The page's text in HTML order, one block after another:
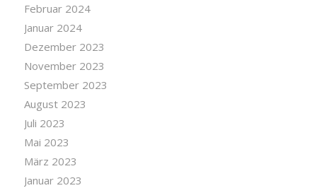
Februar 2024
Januar 2024
Dezember 2023
November 2023
September 2023
August 2023
Juli 2023
Mai 2023
März 2023
Januar 2023